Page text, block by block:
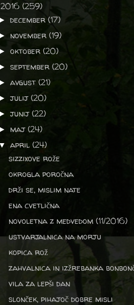
2016 (259)
►december(17)
► november(19)
►oktober(20)
►september(20)
►avgust(21)
►julij(20)
►junij(22)
► maj(24)
▼april(24)
sizzixove rože
okrogla poročna
drži se, mislim nate
ena cvetlična
novoletna z medvedom (11/2016)
ustvarjalnica na morju
kopica rož
zahvalnica in izžrebanka
vila za lepši dan
slonček, pihajoč dobre misli